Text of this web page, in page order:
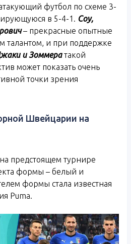
футбол по схеме 3-
в 5-4-1. Соу,
– прекрасные опытные
талантом, и при поддержке
и Зоммератакой
может показать очень
точки зрения
Швейцарии на
предстоящем турнире
формы – белый и
формы стала известная
Puma.